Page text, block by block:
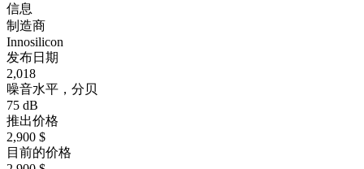
信息
制造商
Innosilicon
发布日期
2,018
噪音水平，分贝
75 dB
推出价格
2,900 $
目前的价格